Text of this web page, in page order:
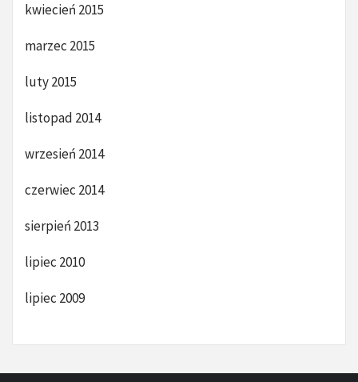
kwiecień 2015
marzec 2015
luty 2015
listopad 2014
wrzesień 2014
czerwiec 2014
sierpień 2013
lipiec 2010
lipiec 2009